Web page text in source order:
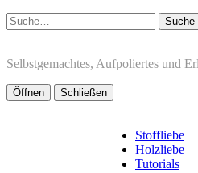
Suche
Selbstgemachtes, Aufpoliertes und
Öffnen Schließen
Stoffliebe
Holzliebe
Tutorials